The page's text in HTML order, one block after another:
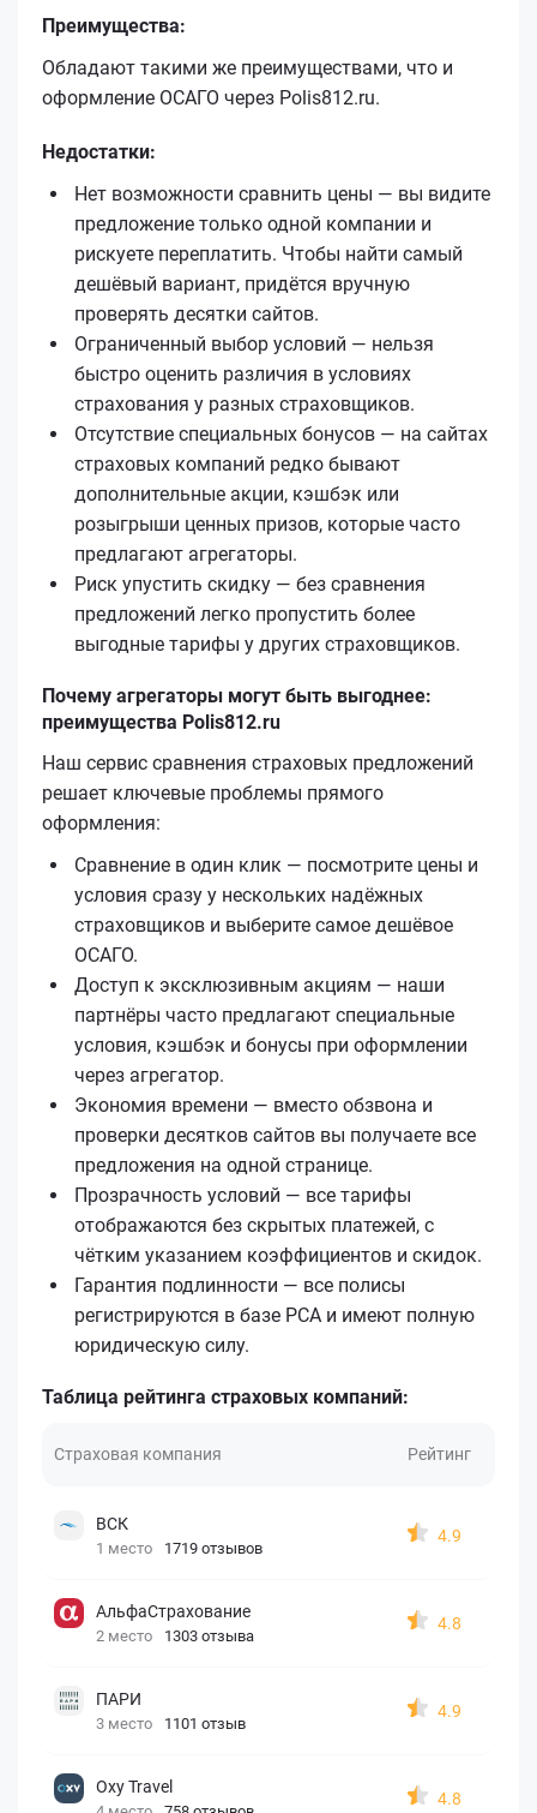
Преимущества:
Обладают такими же преимуществами, что и
оформление ОСАГО через Polis812.ru.
Недостатки:
Нет возможности сравнить цены — вы видите
предложение только одной компании и
рискуете переплатить. Чтобы найти самый
дешёвый вариант, придётся вручную
проверять десятки сайтов.
Ограниченный выбор условий — нельзя
быстро оценить различия в условиях
страхования у разных страховщиков.
Отсутствие специальных бонусов — на сайтах
страховых компаний редко бывают
дополнительные акции, кэшбэк или
розыгрыши ценных призов, которые часто
предлагают агрегаторы.
Риск упустить скидку — без сравнения
предложений легко пропустить более
выгодные тарифы у других страховщиков.
Почему агрегаторы могут быть выгоднее:
преимущества Polis812.ru
Наш сервис сравнения страховых предложений
решает ключевые проблемы прямого
оформления:
Сравнение в один клик — посмотрите цены и
условия сразу у нескольких надёжных
страховщиков и выберите самое дешёвое
ОСАГО.
Доступ к эксклюзивным акциям — наши
партнёры часто предлагают специальные
условия, кэшбэк и бонусы при оформлении
через агрегатор.
Экономия времени — вместо обзвона и
проверки десятков сайтов вы получаете все
предложения на одной странице.
Прозрачность условий — все тарифы
отображаются без скрытых платежей, с
чётким указанием коэффициентов и скидок.
Гарантия подлинности — все полисы
регистрируются в базе РСА и имеют полную
юридическую силу.
Таблица рейтинга страховых компаний:
Страховая компания Рейтинг
ВСК
1 место 1719 отзывов
4.9
АльфаСтрахование
2 место 1303 отзыва
4.8
ПАРИ
3 место 1101 отзыв
4.9
Oxy Travel
4.8